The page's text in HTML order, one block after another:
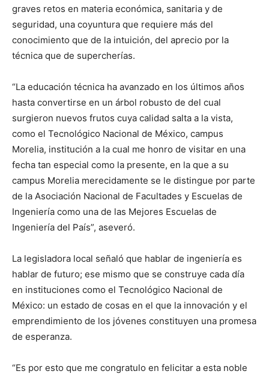
graves retos en materia económica, sanitaria y de
seguridad, una coyuntura que requiere más del
conocimiento que de la intuición, del aprecio por la
técnica que de supercherías.
“La educación técnica ha avanzado en los últimos años
hasta convertirse en un árbol robusto de del cual
surgieron nuevos frutos cuya calidad salta a la vista,
como el Tecnológico Nacional de México, campus
Morelia, institución a la cual me honro de visitar en una
fecha tan especial como la presente, en la que a su
campus Morelia merecidamente se le distingue por parte
de la Asociación Nacional de Facultades y Escuelas de
Ingeniería como una de las Mejores Escuelas de
Ingeniería del País”, aseveró.
La legisladora local señaló que hablar de ingeniería es
hablar de futuro; ese mismo que se construye cada día
en instituciones como el Tecnológico Nacional de
México: un estado de cosas en el que la innovación y el
emprendimiento de los jóvenes constituyen una promesa
de esperanza.
“Es por esto que me congratulo en felicitar a esta noble